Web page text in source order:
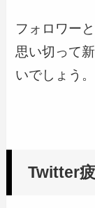
フォロワー
思い切って
いでしょう。
Twitter